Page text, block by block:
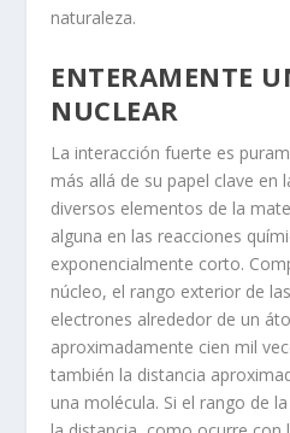
naturaleza.
ENTERAMENTE
NUCLEAR
La interacción fuerte es
más allá de su papel clave en
diversos elementos de la
alguna en las reacciones
exponencialmente corto.
núcleo, el rango exterior de
electrones alrededor de un
aproximadamente cien mil
también la distancia
una molécula. Si el rango de